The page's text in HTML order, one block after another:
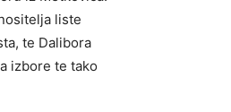
liste
te Dalibora
izbore te tako